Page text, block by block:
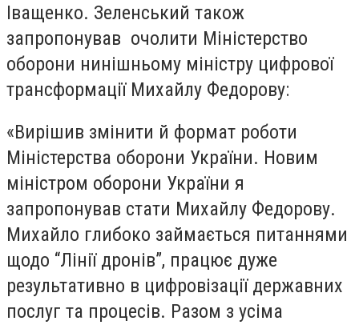
Іващенко. Зеленський також
запропонував очолити Міністерство
оборони нинішньому міністру цифрової
трансформації Михайлу Федорову:
«Вирішив змінити й формат роботи
Міністерства оборони України. Новим
міністром оборони України я
запропонував стати Михайлу Федорову.
Михайло глибоко займається питаннями
щодо “Лінії дронів”, працює дуже
результативно в цифровізації державних
послуг та процесів. Разом з усіма